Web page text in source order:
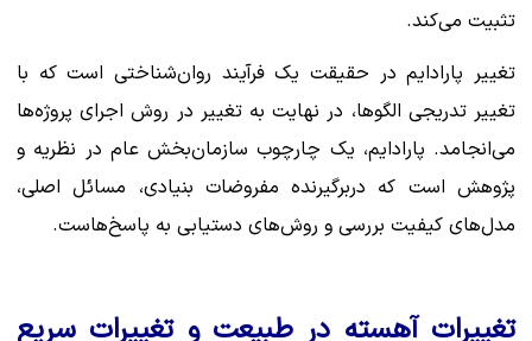
تثبیت می‌کند.
تغییر پارادایم در حقیقت یک فرآیند روان‌شناختی است که با
تغییر تدریجی الگوها، در نهایت به تغییر در روش اجرای پروژه‌ها
می‌انجامد. پارادایم، یک چارچوب سازمان‌بخش عام در نظریه و
پژوهش است که دربرگیرنده مفروضات بنیادی، مسائل اصلی،
مدل‌های کیفیت بررسی و روش‌های دستیابی به پاسخ‌هاست.
تغییرات آهسته در طبیعت و تغییرات سریع